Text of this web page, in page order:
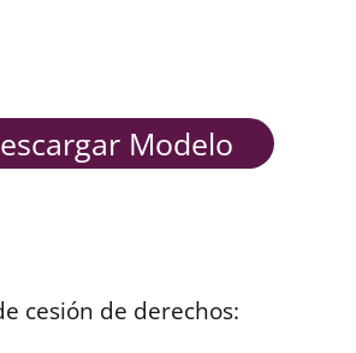
Modelo
cesión de derechos: